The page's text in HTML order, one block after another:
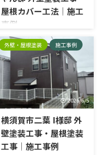
管理されていることが伝わって
きました。仕上がりにも満足
していたため、今回も安心し
て昌栄にお願いしました。 施
工内容外壁塗装工事・屋根塗
装工事エリア横須賀市舟倉外
壁塗料種類：日本ペイント塗 ...
屋根カバー工法｜施工
事例
施工前のお悩み これまで家を
建てて貰った住宅メーカーに
リフォームを依頼していまし
たが、工事内容に十分納得で
きないことがありました。今
回の塗装工事もどこに依頼す
ればよいのか分からず、信頼で
きる業者を探していました。
施工内容外壁塗装工事・屋根
カバー工法エリア横須賀市久
里浜外壁塗料種類：日本ペイ
ント塗料名：パーフェクトトッ
外壁・屋根塗装 施工事例
2026/6/5
横須賀市二葉 I様邸 外
壁塗装工事・屋根塗装
工事｜施工事例